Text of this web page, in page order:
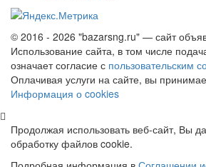
© 2016 - 2026 "bazarsng.ru" — сайт
Использование сайта, в том числе
означает согласие с пользовательским
Оплачивая услуги на сайте, вы
Информация о cookies
Продолжая использовать веб-сайт, Вы
обработку файлов cookie.